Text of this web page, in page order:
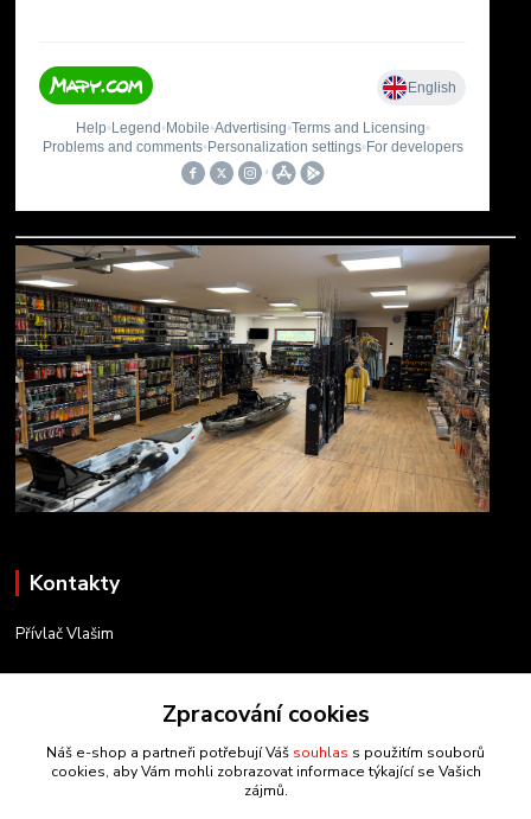
Kontakty
Přívlač Vlašim
734 754 584
info@privlacvlasim.cz
Zpracování cookies
Náš e-shop a partneři potřebují Váš souhlas s použitím souborů
cookies, aby Vám mohli zobrazovat informace týkající se Vašich
zájmů.